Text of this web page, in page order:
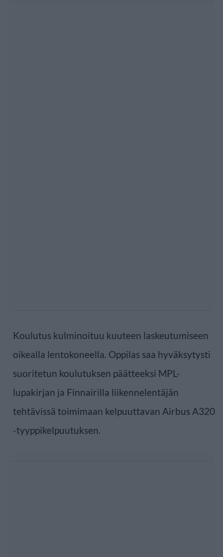
Koulutus kulminoituu kuuteen laskeutumiseen
oikealla lentokoneella. Oppilas saa hyväksytysti
suoritetun koulutuksen päätteeksi MPL-
lupakirjan ja Finnairilla liikennelentäjän
tehtävissä toimimaan kelpuuttavan Airbus A320
-tyyppikelpuutuksen.